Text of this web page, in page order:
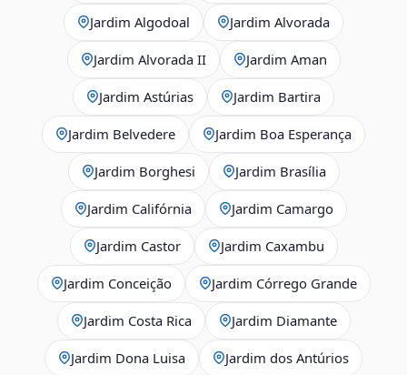
Jardim Algodoal Jardim Alvorada
Jardim Alvorada II Jardim Aman
Jardim Astúrias Jardim Bartira
Jardim Belvedere Jardim Boa Esperança
Jardim Borghesi Jardim Brasília
Jardim Califórnia Jardim Camargo
Jardim Castor Jardim Caxambu
Jardim Conceição Jardim Córrego Grande
Jardim Costa Rica Jardim Diamante
Jardim Dona Luisa Jardim dos Antúrios